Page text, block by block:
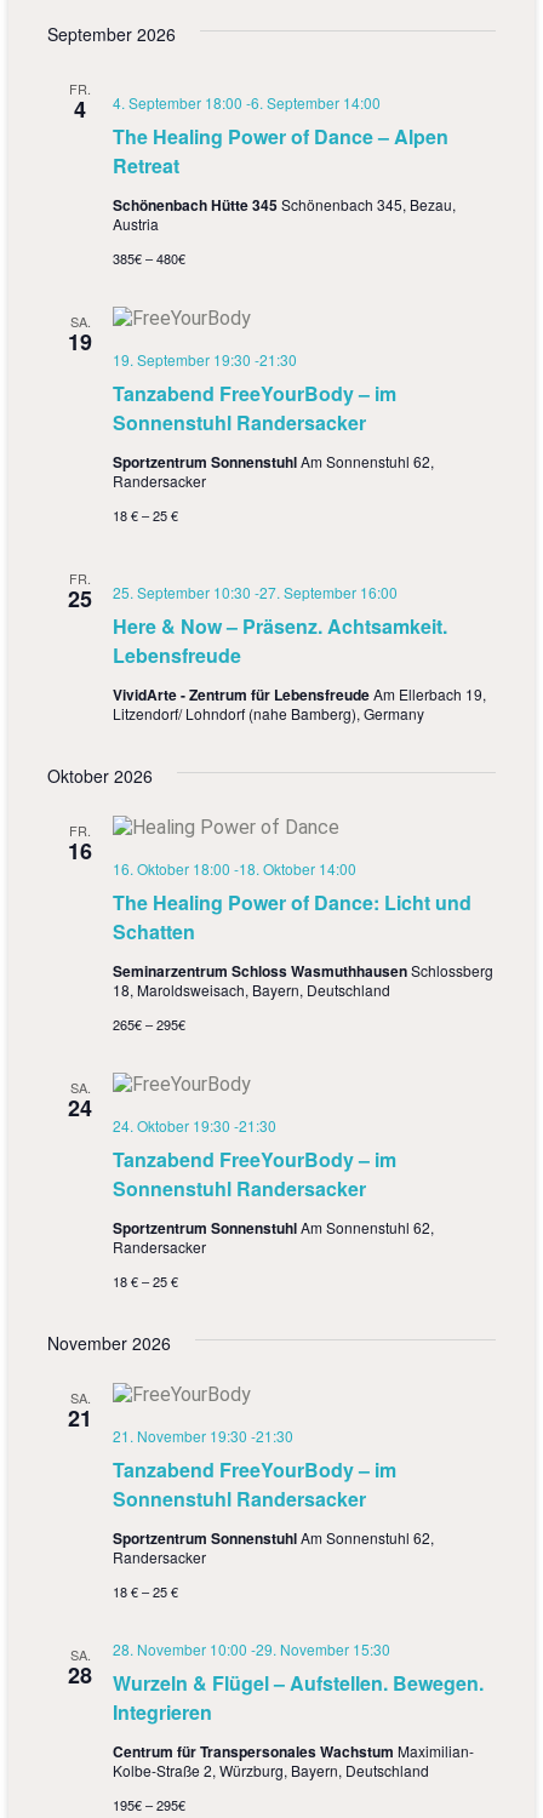
September 2026
FR.
4
The Healing Power of Dance – Alpen
Retreat
4. September 18:00 -6. September 14:00
Schönenbach Hütte 345Schönenbach 345, Bezau,
Austria
385€ – 480€
SA.
19
Tanzabend FreeYourBody – im
Sonnenstuhl Randersacker
19. September 19:30 -21:30
Sportzentrum SonnenstuhlAm Sonnenstuhl 62,
Randersacker
18 € – 25 €
FR.
25
Here & Now – Präsenz. Achtsamkeit.
Lebensfreude
25. September 10:30 -27. September 16:00
VividArte - Zentrum für LebensfreudeAm Ellerbach 19,
Litzendorf/ Lohndorf (nahe Bamberg), Germany
Oktober 2026
FR.
16
The Healing Power of Dance: Licht und
Schatten
16. Oktober 18:00 -18. Oktober 14:00
Seminarzentrum Schloss WasmuthhausenSchlossberg
18, Maroldsweisach, Bayern, Deutschland
265€ – 295€
SA.
24
Tanzabend FreeYourBody – im
Sonnenstuhl Randersacker
24. Oktober 19:30 -21:30
Sportzentrum SonnenstuhlAm Sonnenstuhl 62,
Randersacker
18 € – 25 €
November 2026
SA.
21
Tanzabend FreeYourBody – im
Sonnenstuhl Randersacker
21. November 19:30 -21:30
Sportzentrum SonnenstuhlAm Sonnenstuhl 62,
Randersacker
18 € – 25 €
SA.
28
Wurzeln & Flügel – Aufstellen. Bewegen.
Integrieren
28. November 10:00 -29. November 15:30
Centrum für Transpersonales WachstumMaximilian-
Kolbe-Straße 2, Würzburg, Bayern, Deutschland
195€ – 295€